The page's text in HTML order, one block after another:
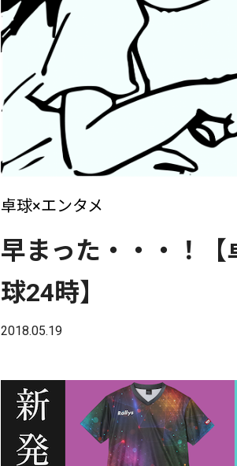
卓球×エンタメ
早まった・・・！
球24時】
2018.05.19